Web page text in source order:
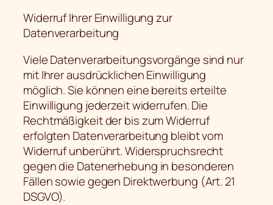
Widerruf Ihrer Einwilligung zur
Datenverarbeitung
Viele Datenverarbeitungsvorgänge sind nur
mit Ihrer ausdrücklichen Einwilligung
möglich. Sie können eine bereits erteilte
Einwilligung jederzeit widerrufen. Die
Rechtmäßigkeit der bis zum Widerruf
erfolgten Datenverarbeitung bleibt vom
Widerruf unberührt. Widerspruchsrecht
gegen die Datenerhebung in besonderen
Fällen sowie gegen Direktwerbung (Art. 21
DSGVO).